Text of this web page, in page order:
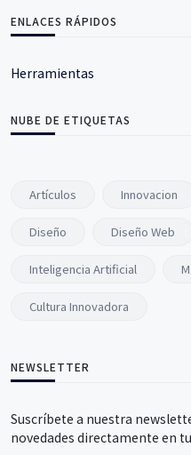
ENLACES RÁPIDOS
Herramientas
NUBE DE ETIQUETAS
Artículos Innovacion
Diseño Diseño Web
Inteligencia Artificial
Cultura Innovadora
NEWSLETTER
Suscríbete a nuestra
novedades directamente en